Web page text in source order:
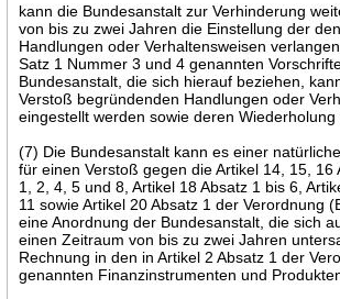
kann die Bundesanstalt zur Verhinderung
von bis zu zwei Jahren die Einstellung der
Handlungen oder Verhaltensweisen
Satz 1 Nummer 3 und 4 genannten
Bundesanstalt, die sich hierauf beziehen,
Verstoß begründenden Handlungen oder
eingestellt werden sowie deren Wiederholung
(7) Die Bundesanstalt kann es einer
für einen Verstoß gegen die Artikel 14, 15, 16
1, 2, 4, 5 und 8, Artikel 18 Absatz 1 bis 6,
11 sowie Artikel 20 Absatz 1 der Verordnung
eine Anordnung der Bundesanstalt, die sich
einen Zeitraum von bis zu zwei Jahren
Rechnung in den in Artikel 2 Absatz 1 der
genannten Finanzinstrumenten und